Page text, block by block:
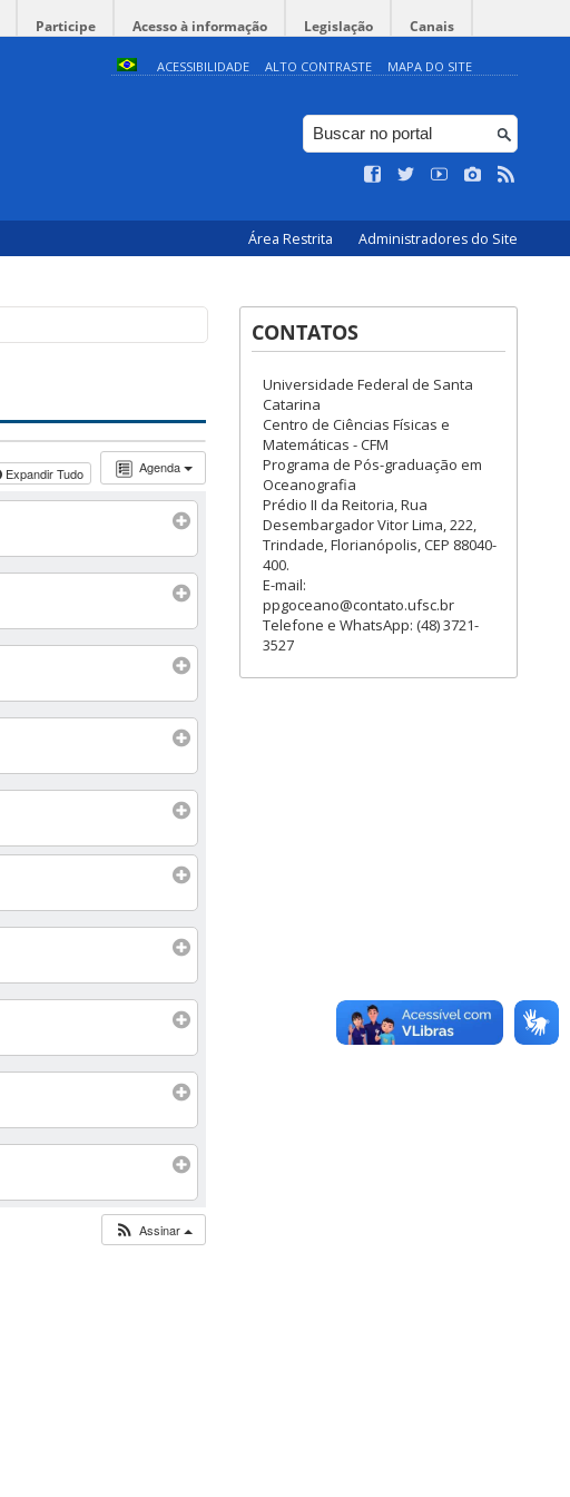
Participe Acesso à informação Legislação Canais
ACESSIBILIDADE ALTO CONTRASTE MAPA DO SITE
Área Restrita Administradores do Site
Agenda
Expandir Tudo
Assinar
CONTATOS
Universidade Federal de Santa
Catarina
Centro de Ciências Físicas e
Matemáticas - CFM
Programa de Pós-graduação em
Oceanografia
Prédio II da Reitoria, Rua
Desembargador Vitor Lima, 222,
Trindade, Florianópolis, CEP 88040-
400.
E-mail:
ppgoceano@contato.ufsc.br
Telefone e WhatsApp: (48) 3721-
3527